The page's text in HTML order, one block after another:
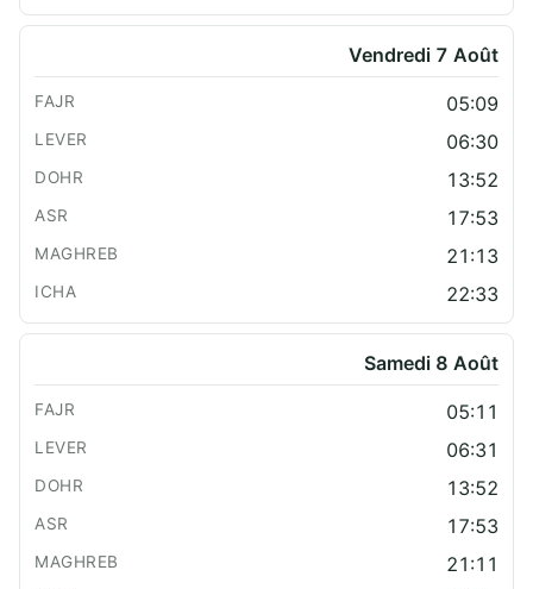
Vendredi 7 Août
05:09
06:30
13:52
17:53
21:13
22:33
Samedi 8 Août
05:11
06:31
13:52
17:53
21:11